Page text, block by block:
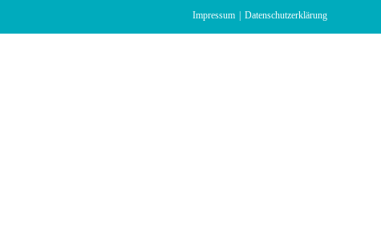
Impressum Datenschutzerklärung